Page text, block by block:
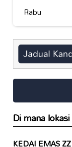
Rabu
Jadual
Di mana lokasi
KEDAI EMAS